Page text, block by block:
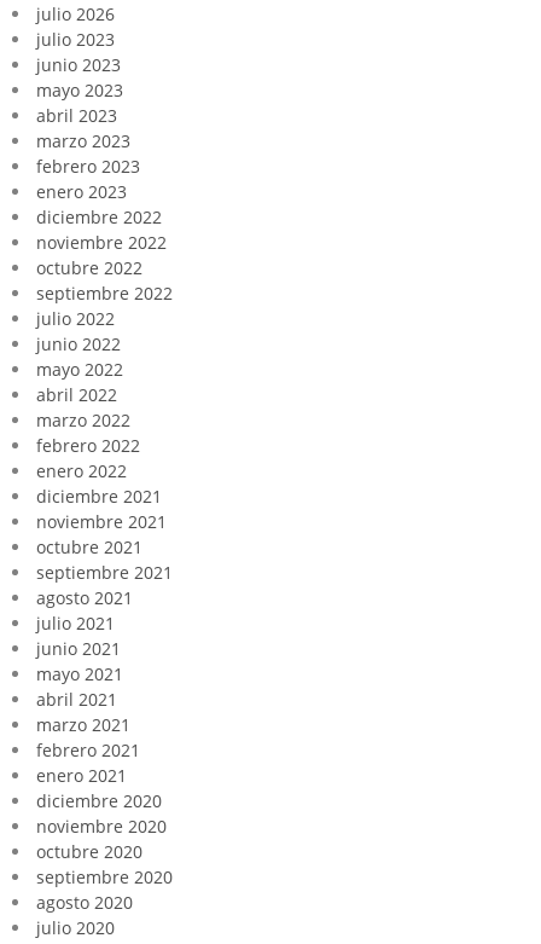
julio 2026
julio 2023
junio 2023
mayo 2023
abril 2023
marzo 2023
febrero 2023
enero 2023
diciembre 2022
noviembre 2022
octubre 2022
septiembre 2022
julio 2022
junio 2022
mayo 2022
abril 2022
marzo 2022
febrero 2022
enero 2022
diciembre 2021
noviembre 2021
octubre 2021
septiembre 2021
agosto 2021
julio 2021
junio 2021
mayo 2021
abril 2021
marzo 2021
febrero 2021
enero 2021
diciembre 2020
noviembre 2020
octubre 2020
septiembre 2020
agosto 2020
julio 2020